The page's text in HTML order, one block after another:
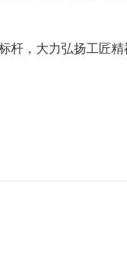
，大力弘扬工匠